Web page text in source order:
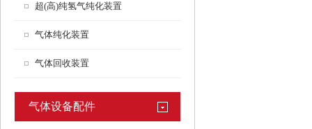
超(高)纯氢气纯化装置
气体纯化装置
气体回收装置
气体设备配件